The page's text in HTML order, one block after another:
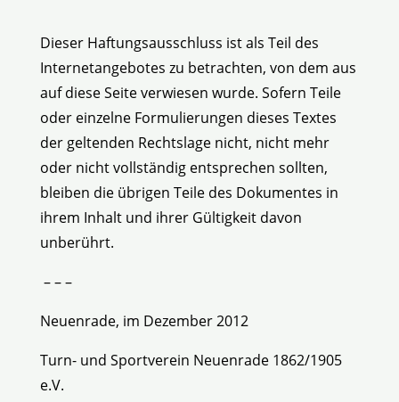
Dieser Haftungsausschluss ist als Teil des
Internetangebotes zu betrachten, von dem aus
auf diese Seite verwiesen wurde. Sofern Teile
oder einzelne Formulierungen dieses Textes
der geltenden Rechtslage nicht, nicht mehr
oder nicht vollständig entsprechen sollten,
bleiben die übrigen Teile des Dokumentes in
ihrem Inhalt und ihrer Gültigkeit davon
unberührt.
– – –
Neuenrade, im Dezember 2012
Turn- und Sportverein Neuenrade 1862/1905
e.V.